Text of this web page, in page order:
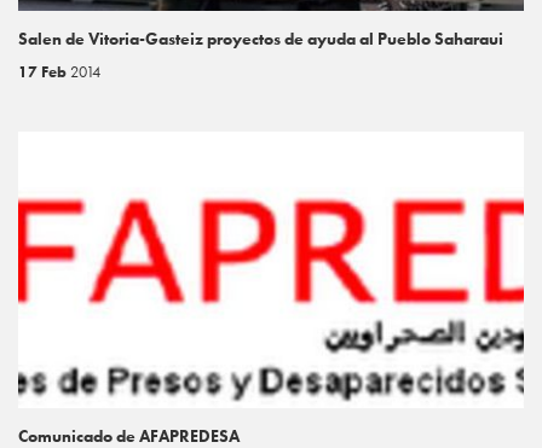
Salen de Vitoria-Gasteiz proyectos de ayuda al Pueblo Saharaui
17 Feb 2014
Comunicado de AFAPREDESA